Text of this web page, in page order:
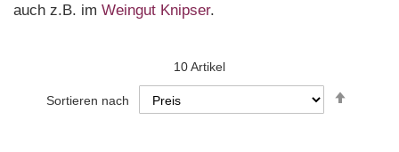
auch z.B. im Weingut Knipser.
10Artikel
Sortieren nach